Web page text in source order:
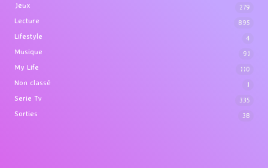
Jeux 279
Lecture 895
Lifestyle 4
Musique 91
My Life 110
Non classé 1
Serie Tv 335
Sorties 38